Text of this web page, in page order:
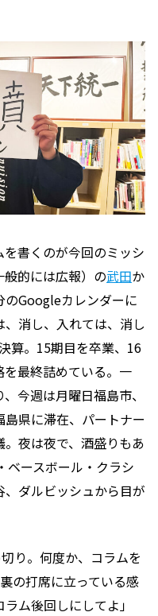
書くのが今回のミッシ
的には広報）の武田か
のGoogleカレンダーに
消し、入れては、消し
算。15期目を卒業、16
最終詰めている。一
今週は月曜日福島市、
県に滞在、パートナー
夜は夜で、酒盛りもあ
ベースボール・クラシ
ダルビッシュから目が
り。何度か、コラムを
の打席に立っている感
ム後回しにしてよ」